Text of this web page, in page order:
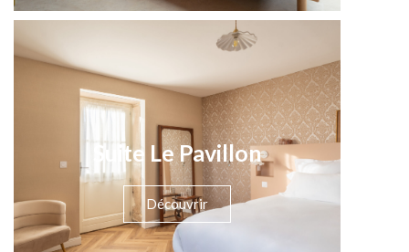
Suite Le Pavillon
Découvrir